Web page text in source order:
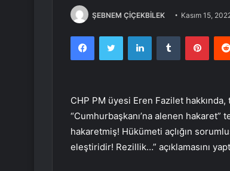
ŞEBNEM ÇİÇEKBİLEK Kasım 15,
FacebookTwitter LinkedInTumblr
CHP PM üyesi Eren Fazilet
“Cumhurbaşkanı’na alenen hakaret”
hakaretmiş! Hükümeti açlığın
eleştiridir! Rezillik…” açıklamasını